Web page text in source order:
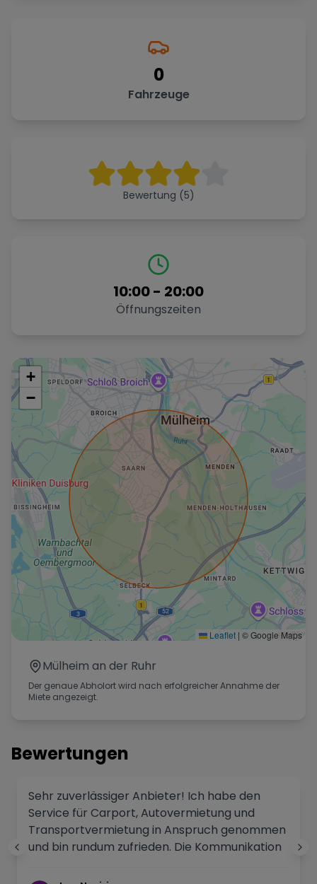
0
Fahrzeuge
Bewertung (5)
10:00- 20:00
Öffnungszeiten
+
−
Leaflet | © Google Maps
Mülheim an der Ruhr
Der genaue Abholort wird nach erfolgreicher Annahme der
Miete angezeigt.
Bewertungen
Sehr zuverlässiger Anbieter! Ich habe den
Service für Carport, Autovermietung und
Transportvermietung in Anspruch genommen
und bin rundum zufrieden. Die Kommunikation